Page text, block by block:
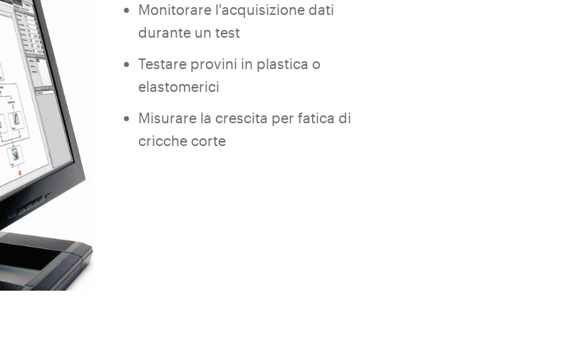
Monitorare l'acquisizione dati
durante un test
Testare provini in plastica o
elastomerici
Misurare la crescita per fatica di
cricche corte